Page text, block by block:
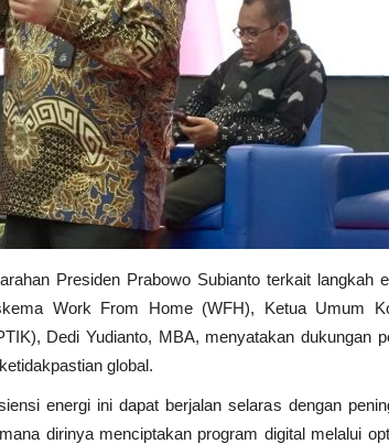
Presiden Prabowo Subianto terkait langkah
Work From Home (WFH), Ketua Umum
Dedi Yudianto, MBA, menyatakan dukungan
global.
energi ini dapat berjalan selaras dengan
dirinya menciptakan program digital melalui